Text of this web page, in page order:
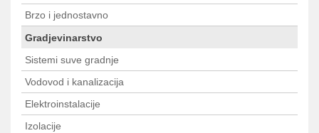
Brzo i jednostavno
Gradjevinarstvo
Sistemi suve gradnje
Vodovod i kanalizacija
Elektroinstalacije
Izolacije